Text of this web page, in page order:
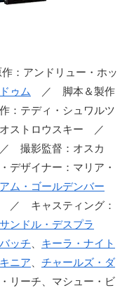
：アンドリュー・ホッ
ゥム
／ 脚本＆製作
テディ・シュワルツ
オストロウスキー ／
撮影監督：オスカ
ザイナー：マリア・
ム・ゴールデンバー
キャスティング：
ンドル・デスプラ
ッチ
キーラ・ナイト
ニア
チャールズ・ダ
・リーチ、マシュー・ビ